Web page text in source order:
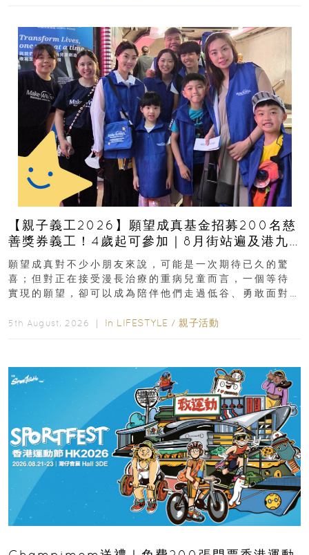
【親子義工2026】願望成真基金招募200名慈
善獎券義工！4歲起可參加｜8月街站遍及港九
新界
願望成真對不少小朋友來說，可能是一次期待已久的驚
喜；但對正在接受漫長治療的重病兒童而言，一個等待
實現的願望，卻可以成為陪伴他們走過低谷、勇敢面對
5th August, 2026 ｜ In LIFESTYLE / 親子活動